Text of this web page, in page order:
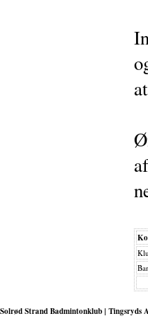
Solrød Strand Badmintonklub | Tingsryds